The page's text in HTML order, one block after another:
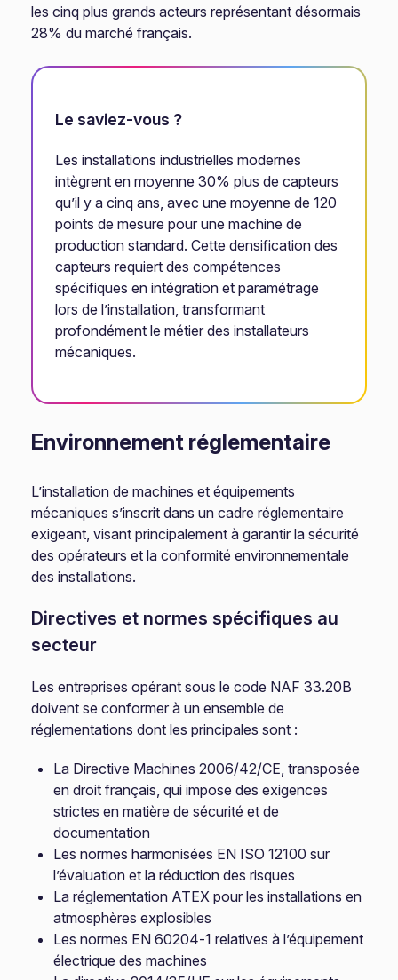
les cinq plus grands acteurs représentant désormais
28% du marché français.
Le saviez-vous ?
Les installations industrielles modernes
intègrent en moyenne 30% plus de capteurs
qu’il y a cinq ans, avec une moyenne de 120
points de mesure pour une machine de
production standard. Cette densification des
capteurs requiert des compétences
spécifiques en intégration et paramétrage
lors de l’installation, transformant
profondément le métier des installateurs
mécaniques.
Environnement réglementaire
L’installation de machines et équipements
mécaniques s’inscrit dans un cadre réglementaire
exigeant, visant principalement à garantir la sécurité
des opérateurs et la conformité environnementale
des installations.
Directives et normes spécifiques au
secteur
Les entreprises opérant sous le code NAF 33.20B
doivent se conformer à un ensemble de
réglementations dont les principales sont :
La Directive Machines 2006/42/CE, transposée
en droit français, qui impose des exigences
strictes en matière de sécurité et de
documentation
Les normes harmonisées EN ISO 12100 sur
l’évaluation et la réduction des risques
La réglementation ATEX pour les installations en
atmosphères explosibles
Les normes EN 60204-1 relatives à l’équipement
électrique des machines